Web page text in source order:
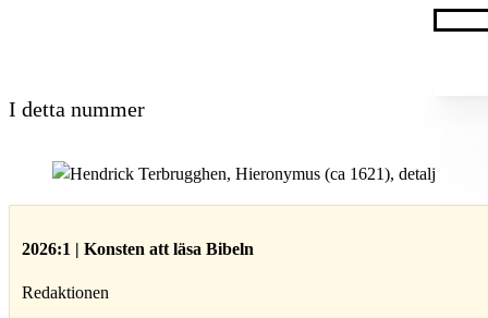
I detta nummer
2026:1 | Konsten att läsa Bibeln
Redaktionen